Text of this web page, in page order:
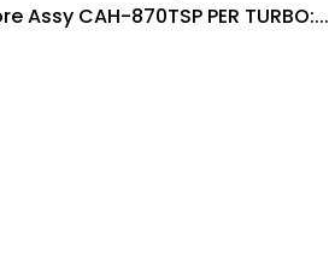
CAH-870TSP PER TURBO:...